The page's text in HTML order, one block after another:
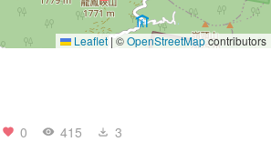
Leaflet | ©OpenStreetMapcontributors
0 415 3